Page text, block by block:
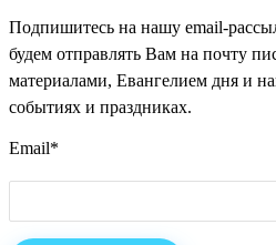
Подпишитесь на нашу email-
будем отправлять Вам на почту
материалами, Евангелием дня и
событиях и праздниках.
Email*